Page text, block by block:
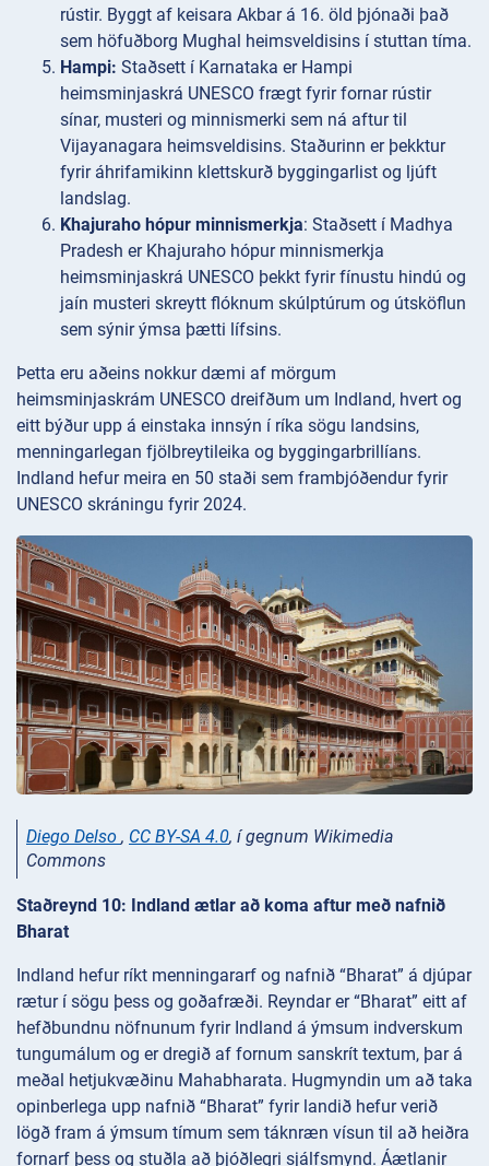
rústir. Byggt af keisara Akbar á 16. öld þjónaði það
sem höfuðborg Mughal heimsveldisins í stuttan tíma.
Hampi: Staðsett í Karnataka er Hampi
heimsminjaskrá UNESCO frægt fyrir fornar rústir
sínar, musteri og minnismerki sem ná aftur til
Vijayanagara heimsveldisins. Staðurinn er þekktur
fyrir áhrifamikinn klettskurð byggingarlist og ljúft
landslag.
Khajuraho hópur minnismerkja: Staðsett í Madhya
Pradesh er Khajuraho hópur minnismerkja
heimsminjaskrá UNESCO þekkt fyrir fínustu hindú og
jaín musteri skreytt flóknum skúlptúrum og útsköflun
sem sýnir ýmsa þætti lífsins.
Þetta eru aðeins nokkur dæmi af mörgum
heimsminjaskrám UNESCO dreifðum um Indland, hvert og
eitt býður upp á einstaka innsýn í ríka sögu landsins,
menningarlegan fjölbreytileika og byggingarbrillíans.
Indland hefur meira en 50 staði sem frambjóðendur fyrir
UNESCO skráningu fyrir 2024.
Diego Delso , CC BY-SA 4.0, í gegnum Wikimedia
Commons
Staðreynd 10: Indland ætlar að koma aftur með nafnið
Bharat
Indland hefur ríkt menningararf og nafnið “Bharat” á djúpar
rætur í sögu þess og goðafræði. Reyndar er “Bharat” eitt af
hefðbundnu nöfnunum fyrir Indland á ýmsum indverskum
tungumálum og er dregið af fornum sanskrít textum, þar á
meðal hetjukvæðinu Mahabharata. Hugmyndin um að taka
opinberlega upp nafnið “Bharat” fyrir landið hefur verið
lögð fram á ýmsum tímum sem táknræn vísun til að heiðra
fornarf þess og stuðla að þjóðlegri sjálfsmynd. Áætlanir